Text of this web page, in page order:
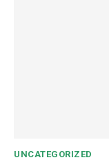
UNCATEGORIZED